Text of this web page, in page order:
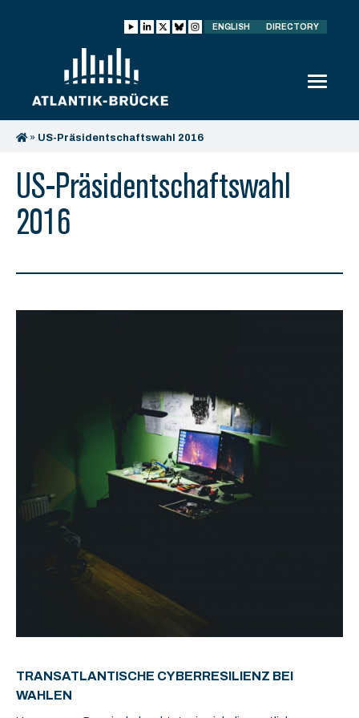
ENGLISH DIRECTORY
» US-Präsidentschaftswahl 2016
US-Präsidentschaftswahl
2016
TRANSATLANTISCHE CYBERRESILIENZ BEI
WAHLEN